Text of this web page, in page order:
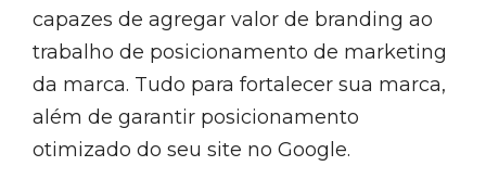
capazes de agregar valor de branding ao
trabalho de posicionamento de marketing
da marca. Tudo para fortalecer sua marca,
além de garantir posicionamento
otimizado do seu site no Google.